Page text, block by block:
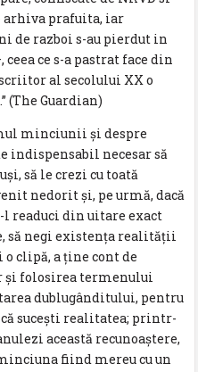
prafuita, iar
de razboi s-au pierdut in
ce s-a pastrat face din
al secolului XX o
(The Guardian)
minciunii şi despre
indispensabil necesar să
să le crezi cu toată
nedorit şi, pe urmă, dacă
readuci din uitare exact
să negi existenţa realităţii
clipă, a ţine cont de
şi folosirea termenului
dublugânditului, pentru
suceşti realitatea; printr-
această recunoaştere,
fiind mereu cu un